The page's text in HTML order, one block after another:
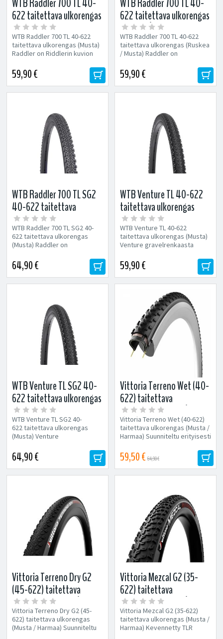
WTB Raddler 700 TL 40-
622 taitettava ulkorengas
(Musta)
WTB Raddler 700 TL 40-622
taitettava ulkorengas (Musta)
Raddler on Riddlerin kuvion
isompinappulainen...
59,90 €
WTB Raddler 700 TL 40-
622 taitettava ulkorengas
(Ruskea / Musta)
WTB Raddler 700 TL 40-622
taitettava ulkorengas (Ruskea
/ Musta) Raddler on
kehitetty...
59,90 €
WTB Raddler 700 TL SG2
40-622 taitettava
ulkorengas (Musta)
WTB Raddler 700 TL SG2 40-
622 taitettava ulkorengas
(Musta) Raddler on
kehitetty isompinappulainen...
64,90 €
WTB Venture TL 40-622
taitettava ulkorengas
(Musta)
WTB Venture TL 40-622
taitettava ulkorengas (Musta)
Venture gravelrenkaasta
kaikenlaisille...
59,90 €
WTB Venture TL SG2 40-
622 taitettava ulkorengas
(Musta)
WTB Venture TL SG2 40-
622 taitettava ulkorengas
(Musta) Venture
rullaavuutta ja pitoa...
64,90 €
Vittoria Terreno Wet (40-
622) taitettava
ulkorengas (Musta /
Harmaa)
Vittoria Terreno Wet (40-622)
taitettava ulkorengas (Musta /
Harmaa) Suunniteltu erityisesti
59,50 € 64,90 €
Vittoria Terreno Dry G2
(45-622) taitettava
ulkorengas (Musta /
Harmaa)
Vittoria Terreno Dry G2 (45-
622) taitettava ulkorengas
(Musta / Harmaa) Suunniteltu
Vittoria Mezcal G2 (35-
622) taitettava
ulkorengas (Musta /
Harmaa)
Vittoria Mezcal G2 (35-622)
taitettava ulkorengas (Musta /
Harmaa) Kevennetty TLR